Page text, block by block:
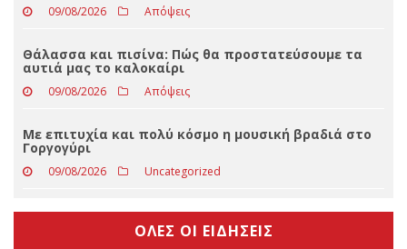
09/08/2026 Slider
Μαύρη κωμωδία στον Θερινό Δημοτικό
Κινηματογράφο Τρικάλων
09/08/2026 Απόψεις
Θάλασσα και πισίνα: Πώς θα προστατεύσουμε τα
αυτιά μας το καλοκαίρι
09/08/2026 Απόψεις
Με επιτυχία και πολύ κόσμο η μουσική βραδιά στο